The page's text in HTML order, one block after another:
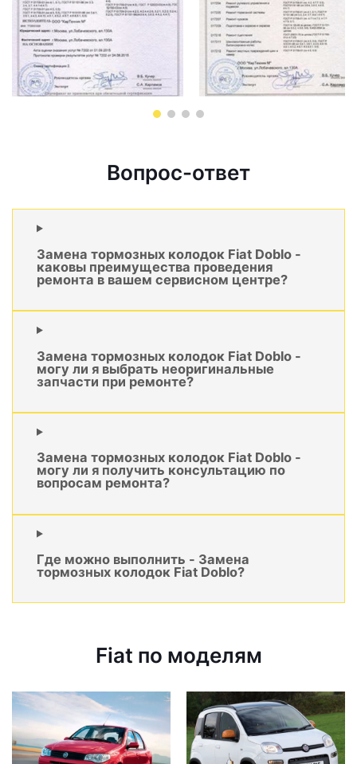
Вопрос-ответ
Замена тормозных колодок Fiat Doblo -
каковы преимущества проведения
ремонта в вашем сервисном центре?
Замена тормозных колодок Fiat Doblo -
могу ли я выбрать неоригинальные
запчасти при ремонте?
Замена тормозных колодок Fiat Doblo -
могу ли я получить консультацию по
вопросам ремонта?
Где можно выполнить - Замена
тормозных колодок Fiat Doblo?
Fiat по моделям